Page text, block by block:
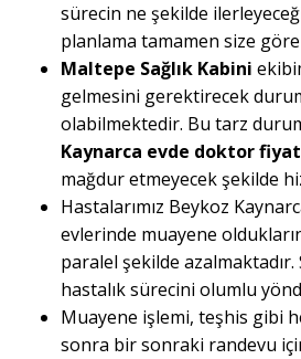
sürecin ne şekilde
planlama tamamen size göre
Maltepe Sağlık Kabini
gelmesini gerektirecek
olabilmektedir. Bu tarz
Kaynarca evde doktor fiyat
mağdur etmeyecek şekilde
Hastalarımız Beykoz
evlerinde muayene
paralel şekilde azalmaktadır.
hastalık sürecini olumlu
Muayene işlemi, teşhis gibi
sonra bir sonraki randevu